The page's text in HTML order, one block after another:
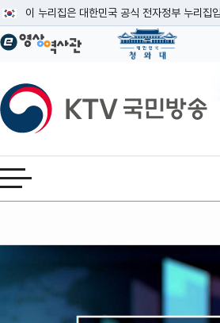
이 누리집은 대한민국 공식 전자정부 누리집
공식 누리집 주소 확인하기
이밖에 or.kr 또는 .kr등 다른 도메인 주소를
운영중인 공식 누리집보기
KTV국민방송
전체메뉴 열기
본문